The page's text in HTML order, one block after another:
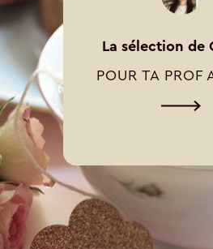
La sélection de
POUR TA PROF